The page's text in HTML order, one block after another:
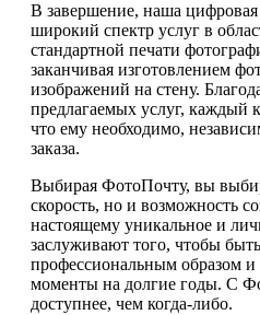
В завершение, наша цифровая
широкий спектр услуг в
стандартной печати
заканчивая изготовлением
изображений на стену.
предлагаемых услуг, каждый
что ему необходимо,
заказа.
Выбирая ФотоПочту, вы
скорость, но и возможность
настоящему уникальное и
заслуживают того, чтобы
профессиональным образом и
моменты на долгие годы. С
доступнее, чем когда-либо.